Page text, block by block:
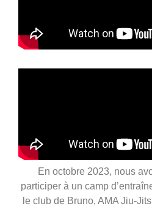
En octobre 2023, nous
participer à un camp
le club de Bruno, AMA Jiu-